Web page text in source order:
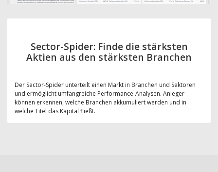
Sector-Spider: Finde die stärksten
Aktien aus den stärksten Branchen
Der Sector-Spider unterteilt einen Markt in Branchen und Sektoren
und ermöglicht umfangreiche Performance-Analysen. Anleger
können erkennen, welche Branchen akkumuliert werden und in
welche Titel das Kapital fließt.